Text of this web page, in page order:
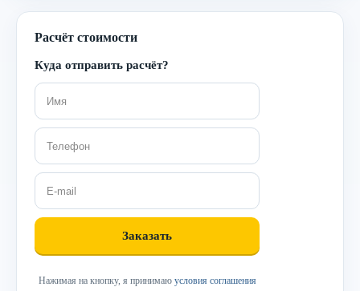
Расчёт стоимости
Куда отправить расчёт?
Нажимая на кнопку, я принимаю условия соглашения